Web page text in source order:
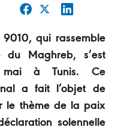
qui rassemble
du Maghreb, s’est
à Tunis. Ce
a fait l’objet de
le thème de la paix
solennelle